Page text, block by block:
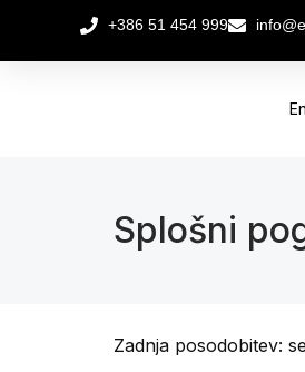
+386 51 454 999
Splošni
Zadnja posodobitev: